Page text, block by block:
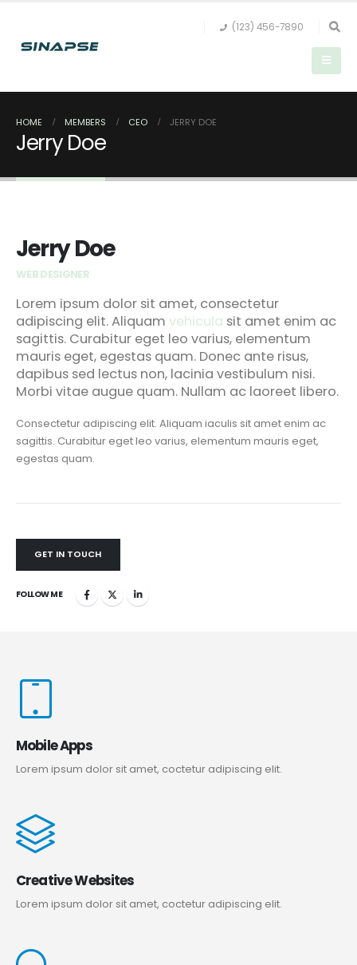
(123) 456-7890
HOME MEMBERS CEO JERRY DOE
Jerry Doe
Jerry Doe
WEB DESIGNER
Lorem ipsum dolor sit amet, consectetur
adipiscing elit. Aliquam vehicula sit amet enim ac
sagittis. Curabitur eget leo varius, elementum
mauris eget, egestas quam. Donec ante risus,
dapibus sed lectus non, lacinia vestibulum nisi.
Morbi vitae augue quam. Nullam ac laoreet libero.
Consectetur adipiscing elit. Aliquam iaculis sit amet enim ac
sagittis. Curabitur eget leo varius, elementum mauris eget,
egestas quam.
GET IN TOUCH
FOLLOW ME
Mobile Apps
Lorem ipsum dolor sit amet, coctetur adipiscing elit.
Creative Websites
Lorem ipsum dolor sit amet, coctetur adipiscing elit.